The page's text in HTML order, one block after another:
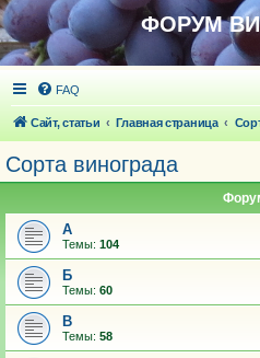
ФОРУМ
FAQ
Сайт, статьи Главная страница
Сорта винограда
А
Темы: 104
Б
Темы: 60
В
Темы: 58